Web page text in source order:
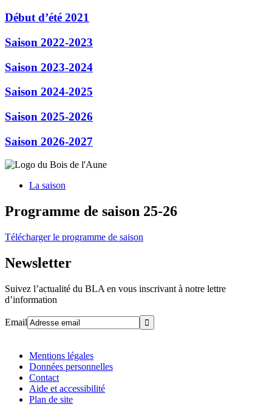
Début d’été 2021
Saison 2022-2023
Saison 2023-2024
Saison 2024-2025
Saison 2025-2026
Saison 2026-2027
La saison
Programme de saison 25-26
Télécharger le programme de saison
Newsletter
Suivez l’actualité du BLA en vous inscrivant à notre lettre
d’information
Email
Mentions légales
Données personnelles
Contact
Aide et accessibilité
Plan de site